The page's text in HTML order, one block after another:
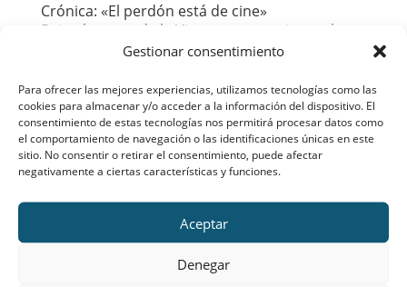
Gestionar consentimiento
Para ofrecer las mejores experiencias, utilizamos tecnologías como las
cookies para almacenar y/o acceder a la información del dispositivo. El
consentimiento de estas tecnologías nos permitirá procesar datos como
el comportamiento de navegación o las identificaciones únicas en este
sitio. No consentir o retirar el consentimiento, puede afectar
negativamente a ciertas características y funciones.
Aceptar
Denegar
Crónica: «El perdón está de cine»
Bajo el manto de la Virgen nos reunimos el
domingo 27 de Enero, para una sesión de cine
con gran cariño y esfuerzo. Muchas gracias a
todos los que hicisteis posible esta tarde
entrañable y maravillosa, también al director...
LA FAMILIA SI IMPORTA, CONSTRUYE LA TUYA El
domingo día 18 de noviembre, se inauguró en